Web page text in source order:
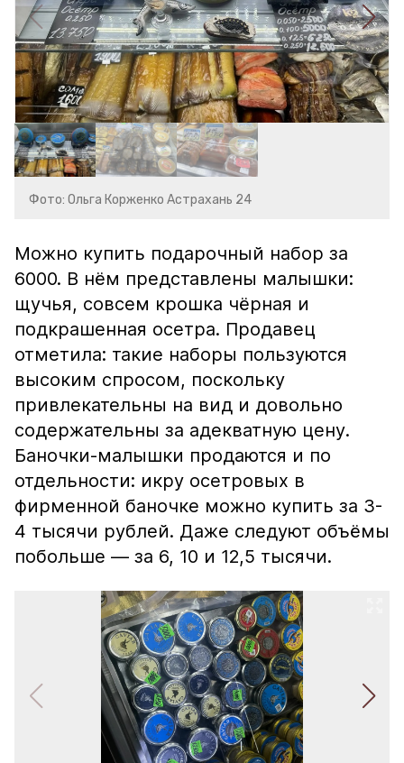
Фото: Ольга Корженко Астрахань 24
Можно купить подарочный набор за
6000. В нём представлены малышки:
щучья, совсем крошка чёрная и
подкрашенная осетра. Продавец
отметила: такие наборы пользуются
высоким спросом, поскольку
привлекательны на вид и довольно
содержательны за адекватную цену.
Баночки-малышки продаются и по
отдельности: икру осетровых в
фирменной баночке можно купить за 3-
4 тысячи рублей. Даже следуют объёмы
побольше — за 6, 10 и 12,5 тысячи.